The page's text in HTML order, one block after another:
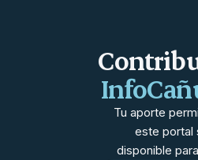
Tu aporte
este portal
disponible